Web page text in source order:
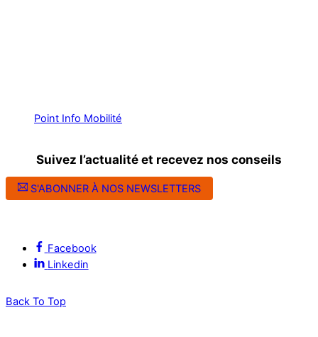
Point Info Mobilité
Suivez l’actualité et recevez nos conseils
S'ABONNER À NOS NEWSLETTERS
Facebook
Linkedin
Back To Top